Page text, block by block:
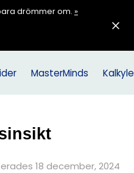
drömmer om. »
MasterMinds
18 december, 2024